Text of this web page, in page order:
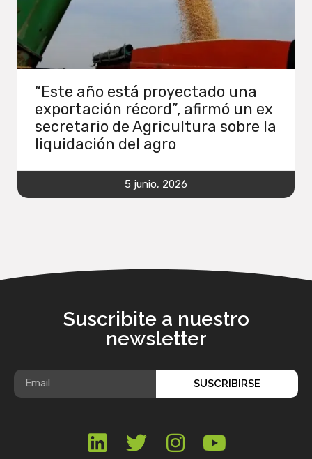
“Este año está proyectado una
exportación récord”, afirmó un ex
secretario de Agricultura sobre la
liquidación del agro
5 junio, 2026
Suscribite a nuestro
newsletter
SUSCRIBIRSE